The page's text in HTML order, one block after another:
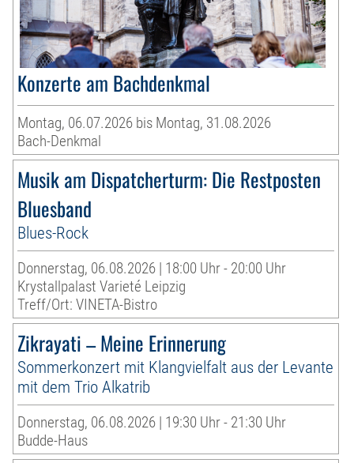
Konzerte am Bachdenkmal
Montag, 06.07.2026 bis Montag, 31.08.2026
Bach-Denkmal
Musik am Dispatcherturm: Die Restposten
Bluesband
Blues-Rock
Donnerstag, 06.08.2026 | 18:00 Uhr - 20:00 Uhr
Krystallpalast Varieté Leipzig
Treff/Ort: VINETA-Bistro
Zikrayati – Meine Erinnerung
Sommerkonzert mit Klangvielfalt aus der Levante
mit dem Trio Alkatrib
Donnerstag, 06.08.2026 | 19:30 Uhr - 21:30 Uhr
Budde-Haus